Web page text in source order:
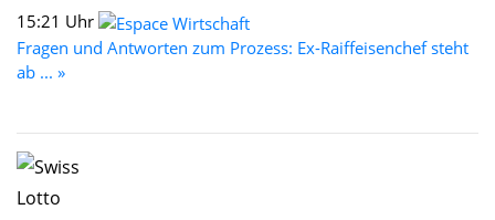
15:21 Uhr
Fragen und Antworten zum Prozess: Ex-Raiffeisenchef steht
ab ... »